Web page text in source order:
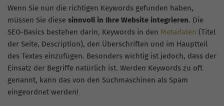
Wenn Sie nun die richtigen Keywords gefunden haben,
müssen Sie diese sinnvoll in Ihre Website integrieren. Die
SEO-Basics bestehen darin, Keywords in den Metadaten (Titel
der Seite, Description), den Überschriften und im Hauptteil
des Textes einzufügen. Besonders wichtig ist jedoch, dass der
Einsatz der Begriffe natürlich ist. Werden Keywords zu oft
genannt, kann das von den Suchmaschinen als Spam
eingeordnet werden!